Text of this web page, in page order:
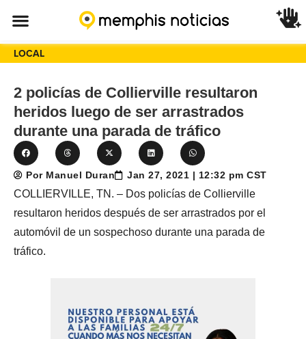
LOCAL
2 policías de Collierville resultaron
heridos luego de ser arrastrados
durante una parada de tráfico
Por Manuel Duran Jan 27, 2021 | 12:32 pm CST
COLLIERVILLE, TN. – Dos policías de Collierville
resultaron heridos después de ser arrastrados por el
automóvil de un sospechoso durante una parada de
tráfico.